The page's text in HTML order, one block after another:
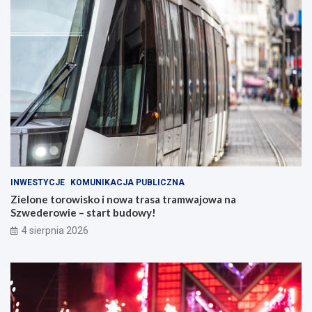
INWESTYCJE KOMUNIKACJA PUBLICZNA
Zielone torowisko i nowa trasa tramwajowa na
Szwederowie – start budowy!
4 sierpnia 2026